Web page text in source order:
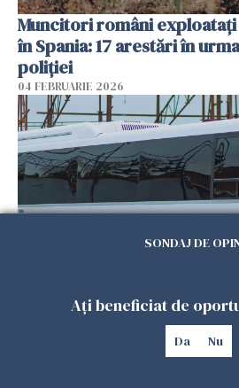
Muncitori români exploatați
în Spania: 17 arestări în
poliției
04 FEBRUARIE 2026
Un autocar cu turiști a
SONDAJ DE
Ați beneficiat de
Da Nu